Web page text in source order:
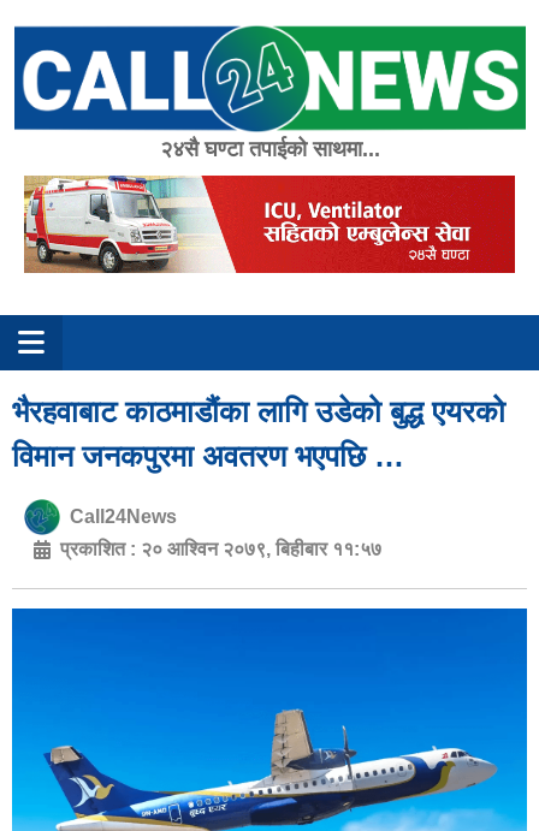
content
२४सै घण्टा तपाईको साथमा...
भैरहवाबाट काठमाडौंका लागि उडेको बुद्ध एयरको
विमान जनकपुरमा अवतरण भएपछि …
Call24News
प्रकाशित : २० आश्विन २०७९, बिहीबार ११:५७